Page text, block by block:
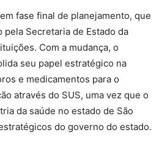
fase final de planejamento, que
pela Secretaria de Estado da
Com a mudança, o
seu papel estratégico na
e medicamentos para o
através do SUS, uma vez que o
da saúde no estado de São
do governo do estado.